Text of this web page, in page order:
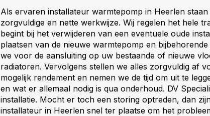
Als ervaren installateur warmtepomp in Heerlen
zorgvuldige en nette werkwijze. Wij regelen het hele
begint bij het verwijderen van een eventuele oude
plaatsen van de nieuwe warmtepomp en
we voor de aansluiting op uw bestaande of nieuwe
radiatoren. Vervolgens stellen we alles zorgvuldig af
mogelijk rendement en nemen we de tijd om uit te
en wat er allemaal nodig is qua onderhoud. DV
installatie. Mocht er toch een storing optreden, dan
installateur in Heerlen snel ter plaatse om het